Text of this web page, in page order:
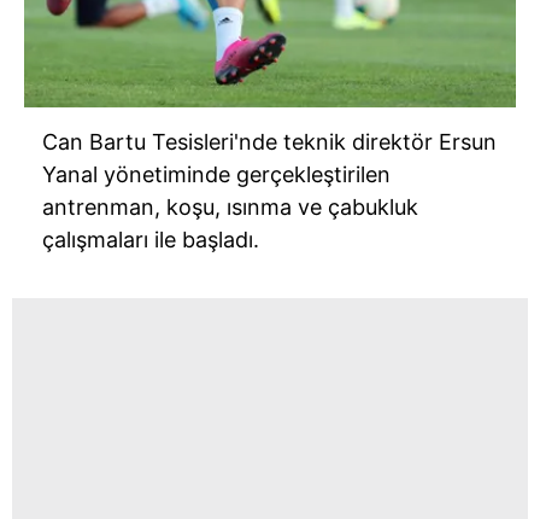
Can Bartu Tesisleri'nde teknik direktör Ersun
Yanal yönetiminde gerçekleştirilen
antrenman, koşu, ısınma ve çabukluk
çalışmaları ile başladı.